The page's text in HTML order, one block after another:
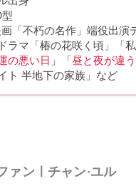
「不朽の名作」端役出演
ラマ「椿の花咲く頃」「
の悪い日 」「昼と夜が違
ト 半地下の家族」など
ァンㅣチャン·ユル